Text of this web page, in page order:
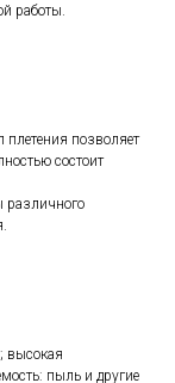
работы.
позволяет
состоит
различного
высокая
пыль и другие